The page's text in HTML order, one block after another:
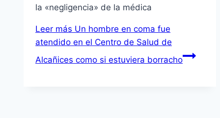
la «negligencia» de la médica
Leer más Un hombre en coma fue
atendido en el Centro de Salud de
Alcañices como si estuviera borracho